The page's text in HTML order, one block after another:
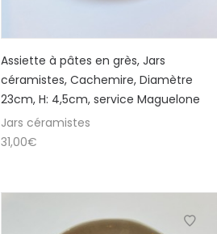
Assiette à pâtes en grès, Jars
céramistes, Cachemire, Diamètre
23cm, H: 4,5cm, service Maguelone
Jars céramistes
31,00€